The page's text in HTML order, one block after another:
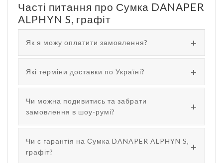
Часті питання про Сумка DANAPER
ALPHYN S, графіт
Як я можу оплатити замовлення?
Які терміни доставки по Україні?
Чи можна подивитись та забрати
замовлення в шоу-румі?
Чи є гарантія на Сумка DANAPER ALPHYN S,
графіт?